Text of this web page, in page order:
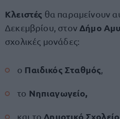
Κλειστές θα παραμείνουν
Δεκεμβρίου, στον Δήμο
σχολικές μονάδες:
ο Παιδικός Σταθμός
το Νηπιαγωγείο,
και το Δημοτικό